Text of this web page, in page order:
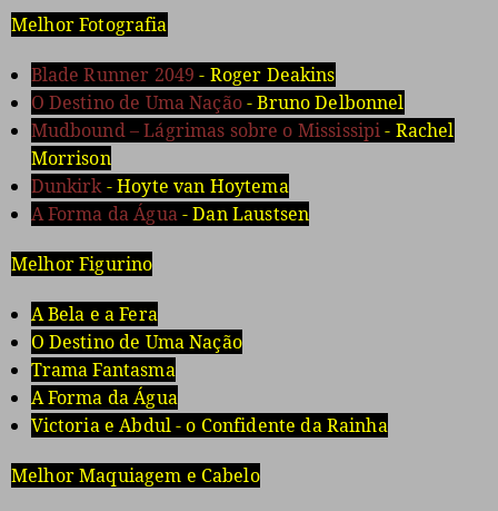
Melhor Fotografia
Blade Runner 2049 - Roger Deakins
O Destino de Uma Nação- Bruno Delbonnel
Mudbound – Lágrimas sobre o Mississipi- Rachel
Morrison
Dunkirk- Hoyte van Hoytema
A Forma da Água- Dan Laustsen
Melhor Figurino
A Bela e a Fera
O Destino de Uma Nação
Trama Fantasma
A Forma da Água
Victoria e Abdul - o Confidente da Rainha
Melhor Maquiagem e Cabelo